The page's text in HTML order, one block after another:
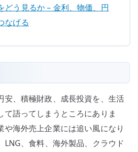
どう見るか – 金利、物価、円
なげる
安、積極財政、成長投資を、生活
て語ってしまうところにありま
や海外売上企業には追い風になり
LNG、食料、海外製品、クラウド